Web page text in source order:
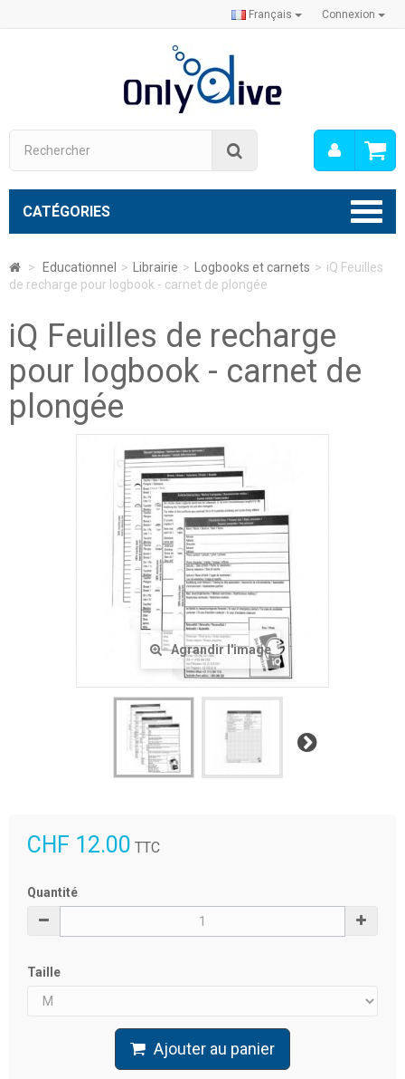
Connexion
Français
Mon
CATÉGORIES
> Educationnel > Librairie > Logbooks et carnets > iQ Feuilles
de recharge pour logbook - carnet de plongée
iQ Feuilles de recharge
pour logbook - carnet de
plongée
Agrandir l'image
Suivant
CHF 12.00 TTC
Quantité
Taille
Ajouter au panier